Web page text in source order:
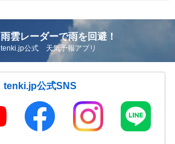
雨雲レーダーで雨を回避！
tenki.jp公式 天気予報アプリ
tenki.jp公式SNS